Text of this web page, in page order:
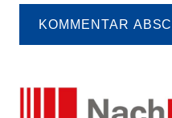
KOMMENTAR